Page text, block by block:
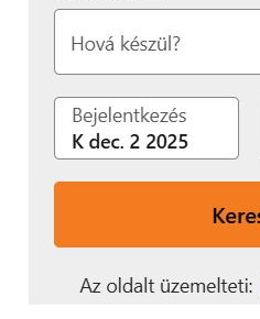
Akik utánaolvastak a
Samsung hivatalos